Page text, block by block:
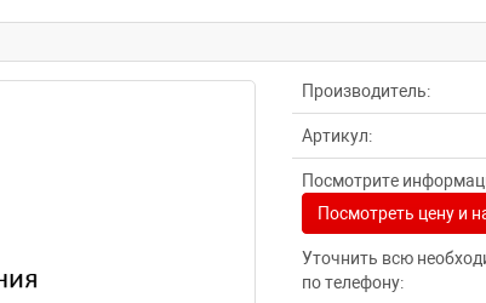
Производитель:
Артикул:
Посмотрите
Посмотреть цену и
Уточнить всю
по телефону: